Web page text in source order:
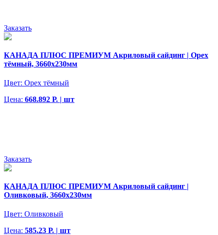
Заказать
КАНАДА ПЛЮС ПРЕМИУМ Акриловый сайдинг | Орех
тёмный, 3660х230мм
Цвет: Орех тёмный
Цена: 668.892 Р. | шт
Заказать
КАНАДА ПЛЮС ПРЕМИУМ Акриловый сайдинг |
Оливковый, 3660х230мм
Цвет: Оливковый
Цена: 585.23 Р. | шт